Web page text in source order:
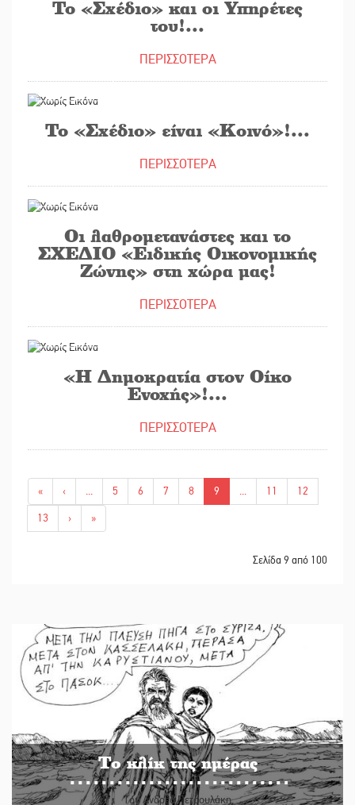
Το «Σχέδιο» και οι Υπηρέτες
του!...
ΠΕΡΙΣΣΟΤΕΡΑ
Το «Σχέδιο» είναι «Κοινό»!...
ΠΕΡΙΣΣΟΤΕΡΑ
Οι λαθρομετανάστες και το
ΣΧΕΔΙΟ «Ειδικής Οικονομικής
Ζώνης» στη χώρα μας!
ΠΕΡΙΣΣΟΤΕΡΑ
«Η Δημοκρατία στον Οίκο
Ενοχής»!...
ΠΕΡΙΣΣΟΤΕΡΑ
« ‹ ... 5 6 7 8 9 ... 11
12
13
› »
Σελίδα 9 από 100
Το κλίκ της ημέρας
Του Ανδρέα Πετρουλάκη